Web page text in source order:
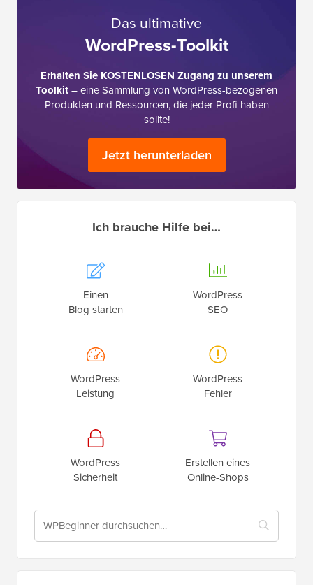
Das ultimative
WordPress-Toolkit
Erhalten Sie KOSTENLOSEN Zugang zu unserem
Toolkit– eine Sammlung von WordPress-bezogenen
Produkten und Ressourcen, die jeder Profi haben
sollte!
Jetzt herunterladen
Ich brauche Hilfe bei…
Einen
Blog starten
WordPress
SEO
WordPress
Leistung
WordPress
Fehler
WordPress
Sicherheit
Erstellen eines
Online-Shops